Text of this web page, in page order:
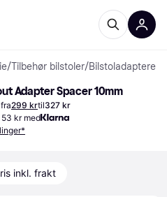
/Tilbehør bilstoler/Bilstoladaptere
Adapter Spacer 10mm
299 krtil327 kr
kr med
inkl. frakt